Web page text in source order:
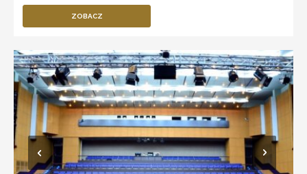
ZOBACZ